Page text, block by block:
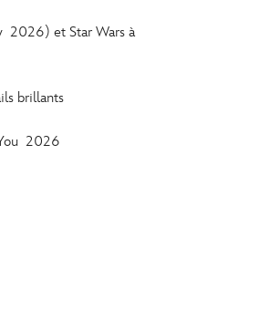
2026) et Star Wars à
brillants
2026